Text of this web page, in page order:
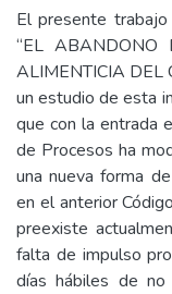
El presente
“EL ABANDONO
ALIMENTICIA DEL
un estudio de esta
que con la entrada
de Procesos ha
una nueva forma
en el anterior
preexiste
falta de impulso
días hábiles de